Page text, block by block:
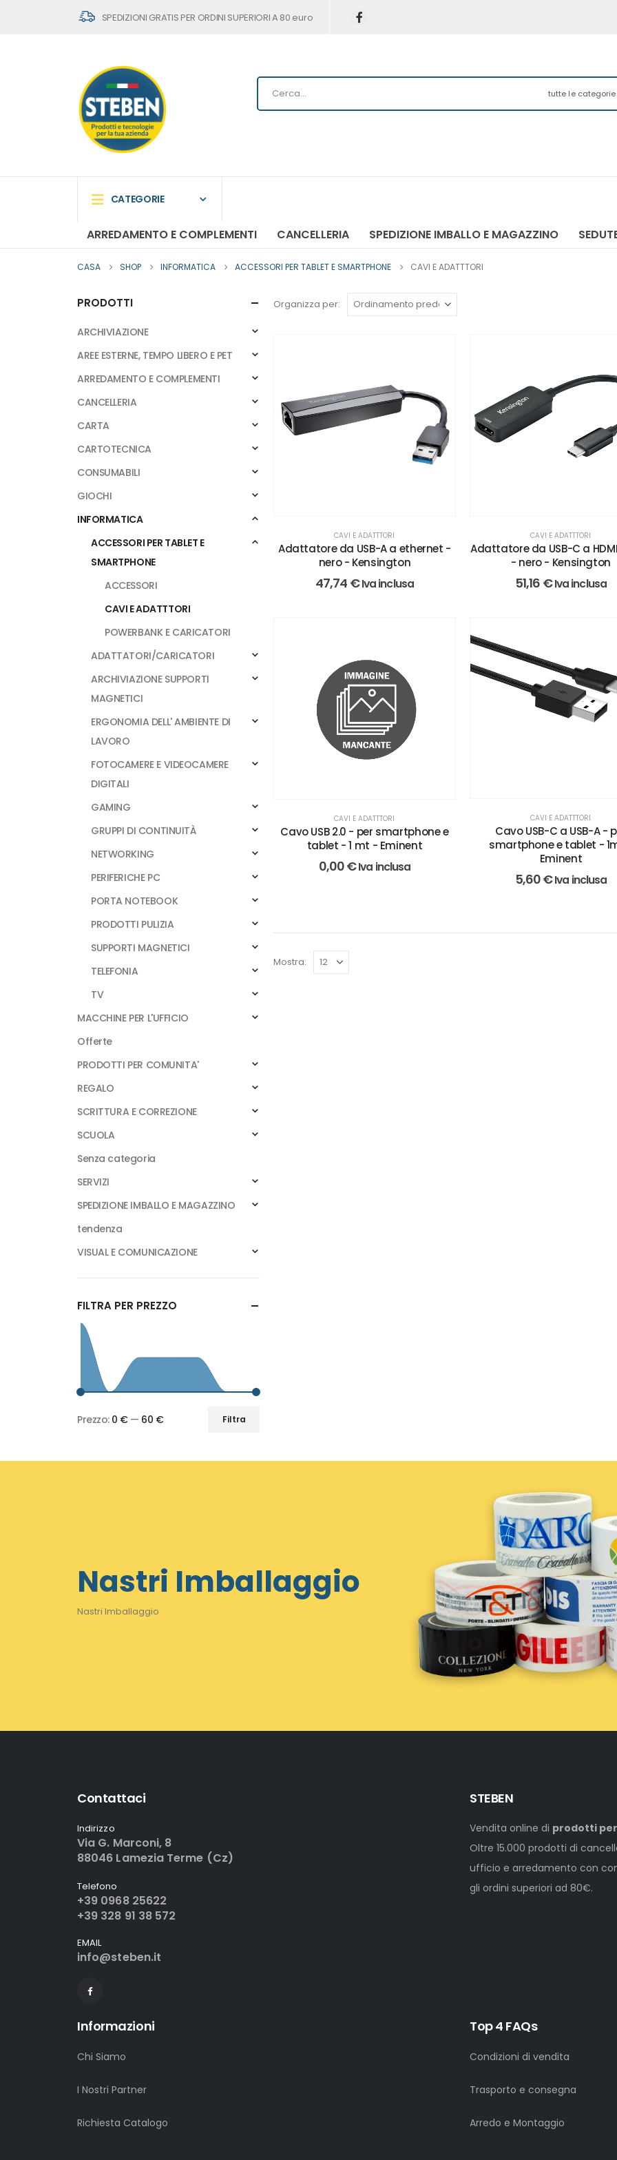
SPEDIZIONI GRATIS PER ORDINI SUPERIORI A 80 euro
tutte le categorie
CATEGORIE
ARREDAMENTO E COMPLEMENTI CANCELLERIA SPEDIZIONE IMBALLO E MAGAZZINO
CASA SHOP INFORMATICA ACCESSORI PER TABLET E SMARTPHONE CAVI E ADATTTORI
Organizza per:
CAVI E ADATTTORI
Adattatore da USB-A a ethernet -
nero - Kensington
47,74 €Iva inclusa
CAVI E ADATTTORI
Adattatore da USB-C a
- nero - Kensington
51,16 €Iva inclusa
CAVI E ADATTTORI
Cavo USB 2.0 - per smartphone e
tablet - 1 mt - Eminent
0,00€Iva inclusa
CAVI E ADATTTORI
Cavo USB-C a USB-A -
smartphone e tablet -
Eminent
5,60€Iva inclusa
Mostra:
PRODOTTI
ARCHIVIAZIONE
AREE ESTERNE, TEMPO LIBERO E PET
ARREDAMENTO E COMPLEMENTI
CANCELLERIA
CARTA
CARTOTECNICA
CONSUMABILI
GIOCHI
INFORMATICA
ACCESSORI PER TABLET E
SMARTPHONE
ACCESSORI
CAVI E ADATTTORI
POWERBANK E CARICATORI
ADATTATORI/CARICATORI
ARCHIVIAZIONE SUPPORTI
MAGNETICI
ERGONOMIA DELL' AMBIENTE DI
LAVORO
FOTOCAMERE E VIDEOCAMERE
DIGITALI
GAMING
GRUPPI DI CONTINUITÀ
NETWORKING
PERIFERICHE PC
PORTA NOTEBOOK
PRODOTTI PULIZIA
SUPPORTI MAGNETICI
TELEFONIA
TV
MACCHINE PER L'UFFICIO
Offerte
PRODOTTI PER COMUNITA'
REGALO
SCRITTURA E CORREZIONE
SCUOLA
Senza categoria
SERVIZI
SPEDIZIONE IMBALLO E MAGAZZINO
tendenza
VISUAL E COMUNICAZIONE
FILTRA PER PREZZO
Filtra
Prezzo: 0 €— 60 €
Nastri Imballaggio
Nastri Imballaggio
Contattaci
Indirizzo
Via G. Marconi, 8
88046 Lamezia Terme (Cz)
Telefono
+39 0968 25622
+39 328 91 38 572
EMAIL
info@steben.it
STEBEN
Vendita online di prodotti
Oltre 15.000 prodotti di
ufficio e arredamento con
gli ordini superiori ad 80€.
Informazioni
Chi Siamo
I Nostri Partner
Richiesta Catalogo
Top 4 FAQs
Condizioni di vendita
Trasporto e consegna
Arredo e Montaggio